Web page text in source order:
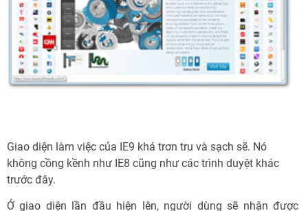
Giao diện làm việc của IE9 khá trơn tru và sạch sẽ. Nó
không cồng kềnh như IE8 cũng như các trình duyệt khác
trước đây.
Ở giao diện lần đầu hiện lên, người dùng sẽ nhận được